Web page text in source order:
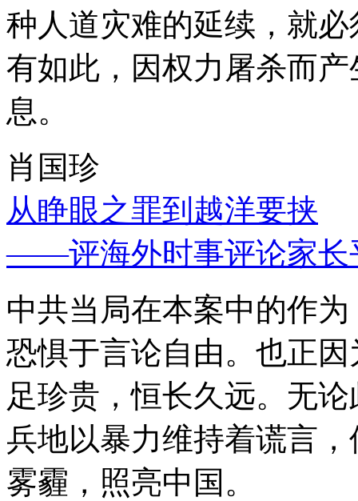
种人道灾难的延续，就
有如此，因权力屠杀而
息。
肖国珍
从睁眼之罪到越洋要挟
——评海外时事评论家长
中共当局在本案中的作
恐惧于言论自由。也正
足珍贵，恒长久远。无
兵地以暴力维持着谎言
雾霾，照亮中国。